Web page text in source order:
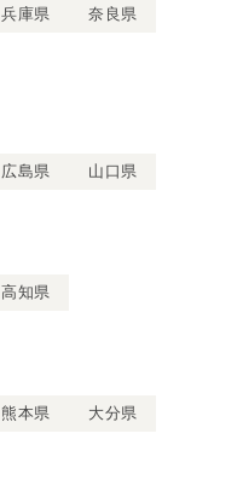
兵庫県
奈良県
広島県 山口県
高知県
熊本県
大分県